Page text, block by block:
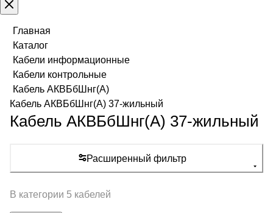
Главная
Каталог
Кабели информационные
Кабели контрольные
Кабель АКВБбШнг(А)
Кабель АКВБбШнг(А) 37-жильный
Кабель АКВБбШнг(А) 37-жильный
Расширенный фильтр
В категории 5 кабелей